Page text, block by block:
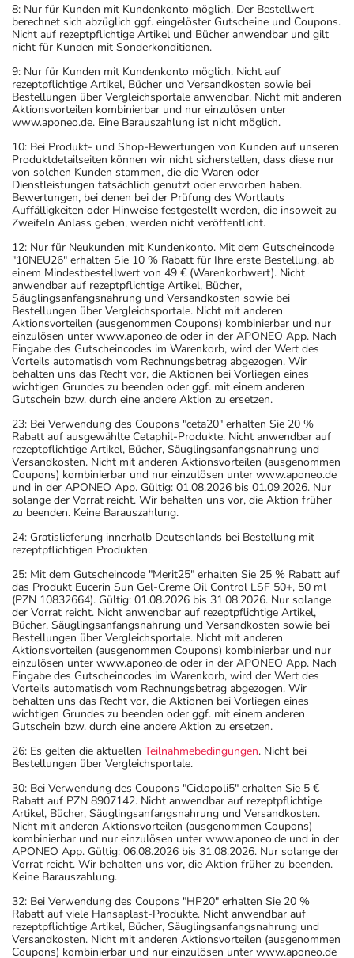
8: Nur für Kunden mit Kundenkonto möglich. Der Bestellwert
berechnet sich abzüglich ggf. eingelöster Gutscheine und Coupons.
Nicht auf rezeptpflichtige Artikel und Bücher anwendbar und gilt
nicht für Kunden mit Sonderkonditionen.
9: Nur für Kunden mit Kundenkonto möglich. Nicht auf
rezeptpflichtige Artikel, Bücher und Versandkosten sowie bei
Bestellungen über Vergleichsportale anwendbar. Nicht mit anderen
Aktionsvorteilen kombinierbar und nur einzulösen unter
www.aponeo.de. Eine Barauszahlung ist nicht möglich.
10: Bei Produkt- und Shop-Bewertungen von Kunden auf unseren
Produktdetailseiten können wir nicht sicherstellen, dass diese nur
von solchen Kunden stammen, die die Waren oder
Dienstleistungen tatsächlich genutzt oder erworben haben.
Bewertungen, bei denen bei der Prüfung des Wortlauts
Auffälligkeiten oder Hinweise festgestellt werden, die insoweit zu
Zweifeln Anlass geben, werden nicht veröffentlicht.
12: Nur für Neukunden mit Kundenkonto. Mit dem Gutscheincode
"10NEU26" erhalten Sie 10 % Rabatt für Ihre erste Bestellung, ab
einem Mindestbestellwert von 49 € (Warenkorbwert). Nicht
anwendbar auf rezeptpflichtige Artikel, Bücher,
Säuglingsanfangsnahrung und Versandkosten sowie bei
Bestellungen über Vergleichsportale. Nicht mit anderen
Aktionsvorteilen (ausgenommen Coupons) kombinierbar und nur
einzulösen unter www.aponeo.de oder in der APONEO App. Nach
Eingabe des Gutscheincodes im Warenkorb, wird der Wert des
Vorteils automatisch vom Rechnungsbetrag abgezogen. Wir
behalten uns das Recht vor, die Aktionen bei Vorliegen eines
wichtigen Grundes zu beenden oder ggf. mit einem anderen
Gutschein bzw. durch eine andere Aktion zu ersetzen.
23: Bei Verwendung des Coupons "ceta20" erhalten Sie 20 %
Rabatt auf ausgewählte Cetaphil-Produkte. Nicht anwendbar auf
rezeptpflichtige Artikel, Bücher, Säuglingsanfangsnahrung und
Versandkosten. Nicht mit anderen Aktionsvorteilen (ausgenommen
Coupons) kombinierbar und nur einzulösen unter www.aponeo.de
und in der APONEO App. Gültig: 01.08.2026 bis 01.09.2026. Nur
solange der Vorrat reicht. Wir behalten uns vor, die Aktion früher
zu beenden. Keine Barauszahlung.
24: Gratislieferung innerhalb Deutschlands bei Bestellung mit
rezeptpflichtigen Produkten.
25: Mit dem Gutscheincode "Merit25" erhalten Sie 25 % Rabatt auf
das Produkt Eucerin Sun Gel-Creme Oil Control LSF 50+, 50 ml
(PZN 10832664). Gültig: 01.08.2026 bis 31.08.2026. Nur solange
der Vorrat reicht. Nicht anwendbar auf rezeptpflichtige Artikel,
Bücher, Säuglingsanfangsnahrung und Versandkosten sowie bei
Bestellungen über Vergleichsportale. Nicht mit anderen
Aktionsvorteilen (ausgenommen Coupons) kombinierbar und nur
einzulösen unter www.aponeo.de oder in der APONEO App. Nach
Eingabe des Gutscheincodes im Warenkorb, wird der Wert des
Vorteils automatisch vom Rechnungsbetrag abgezogen. Wir
behalten uns das Recht vor, die Aktionen bei Vorliegen eines
wichtigen Grundes zu beenden oder ggf. mit einem anderen
Gutschein bzw. durch eine andere Aktion zu ersetzen.
26: Es gelten die aktuellen Teilnahmebedingungen. Nicht bei
Bestellungen über Vergleichsportale.
30: Bei Verwendung des Coupons "Ciclopoli5" erhalten Sie 5 €
Rabatt auf PZN 8907142. Nicht anwendbar auf rezeptpflichtige
Artikel, Bücher, Säuglingsanfangsnahrung und Versandkosten.
Nicht mit anderen Aktionsvorteilen (ausgenommen Coupons)
kombinierbar und nur einzulösen unter www.aponeo.de und in der
APONEO App. Gültig: 06.08.2026 bis 31.08.2026. Nur solange der
Vorrat reicht. Wir behalten uns vor, die Aktion früher zu beenden.
Keine Barauszahlung.
32: Bei Verwendung des Coupons "HP20" erhalten Sie 20 %
Rabatt auf viele Hansaplast-Produkte. Nicht anwendbar auf
rezeptpflichtige Artikel, Bücher, Säuglingsanfangsnahrung und
Versandkosten. Nicht mit anderen Aktionsvorteilen (ausgenommen
Coupons) kombinierbar und nur einzulösen unter www.aponeo.de